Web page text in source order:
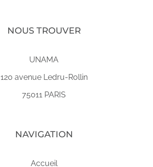
NOUS TROUVER
UNAMA
120 avenue Ledru-Rollin
75011 PARIS
NAVIGATION
Accueil